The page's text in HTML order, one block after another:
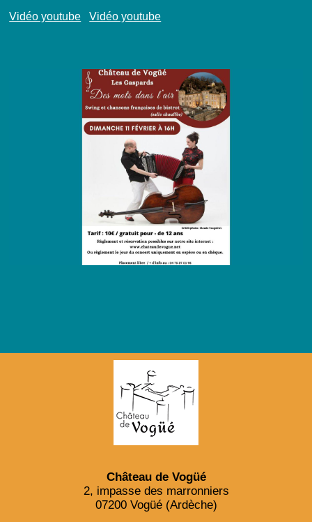
Vidéo youtube
Vidéo youtube
Château de Vogüé
2, impasse des marronniers
07200 Vogüé (Ardèche)